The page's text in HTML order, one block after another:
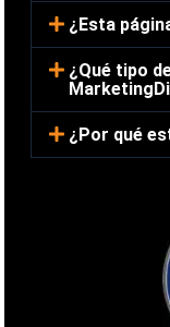
¿Esta
¿Qué tipo
¿Por qué